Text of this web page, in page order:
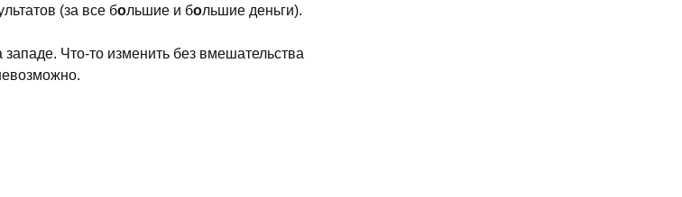
(за все большие и большие деньги).
Что-то изменить без вмешательства